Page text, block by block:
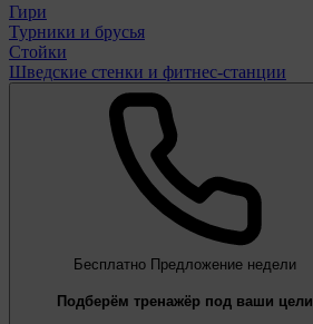
Гири
Турники и брусья
Стойки
Шведские стенки и фитнес-станции
Бесплатно Предложение недели
Подберём тренажёр под ваши цели